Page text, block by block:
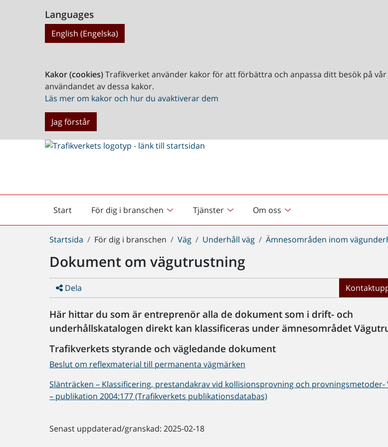
Languages
English (Engelska)
Kakor (cookies)Trafikverket använder kakor för att förbättra och anpassa ditt besök på
användandet av dessa kakor.
Läs mer om kakor och hur du avaktiverar dem
Jag förstår
Start
Startsida För dig i branschen Tjänster Om oss
Du
här:
Startsida För dig i branschen Väg Underhåll väg Ämnesområden inom
Dokument om vägutrustning
Dela
Här hittar du som är entreprenör alla de dokument som i drift- och
underhållskatalogen direkt kan klassificeras under ämnesområdet
Trafikverkets styrande och vägledande dokument
Beslut om reflexmaterial till permanenta vägmärken
Slänträcken – Klassificering, prestandakrav vid kollisionsprovning och provningsmetoder-
– publikation 2004:177 (Trafikverkets publikationsdatabas)
Senast uppdaterad/granskad: 2025-02-18